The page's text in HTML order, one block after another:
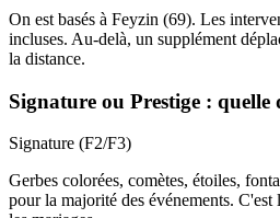
On est basés à Feyzin (69). Les
incluses. Au-delà, un supplément
la distance.
Signature ou Prestige : quelle
Signature (F2/F3)
Gerbes colorées, comètes, étoiles,
pour la majorité des événements.